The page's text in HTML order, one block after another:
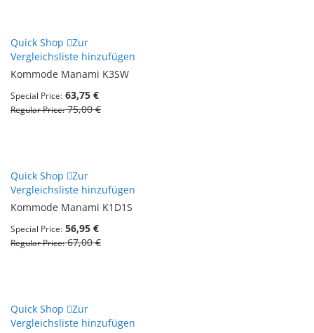
Quick Shop
Zur
Vergleichsliste hinzufügen
Kommode Manami K3SW
Special Price 63,75 €
Regular Price 75,00 €
Quick Shop
Zur
Vergleichsliste hinzufügen
Kommode Manami K1D1S
Special Price 56,95 €
Regular Price 67,00 €
Quick Shop
Zur
Vergleichsliste hinzufügen